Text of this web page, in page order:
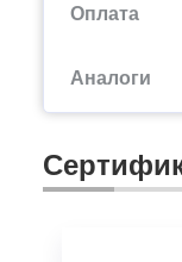
Оплата
Аналоги